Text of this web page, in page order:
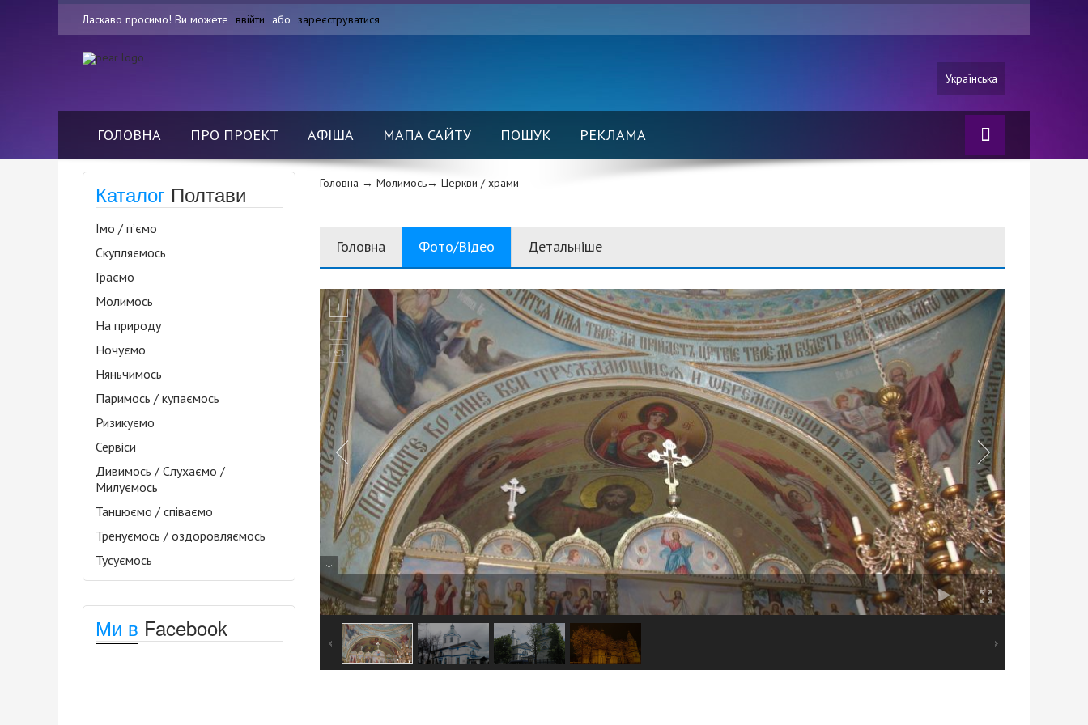
Ласкаво просимо! Ви можете ввійти або зареєструватися
Українська
ГОЛОВНА ПРО ПРОЕКТ АФІША МАПА САЙТУ ПОШУК РЕКЛАМА
Каталог Полтави
Їмо / п’ємо
Скупляємось
Граємо
Молимось
На природу
Ночуємо
Няньчимось
Паримось / купаємось
Ризикуємо
Сервіси
Дивимось / Слухаємо /
Милуємось
Танцюємо / співаємо
Тренуємось / оздоровляємось
Тусуємось
Ми в Facebook
Головна → Молимось→ Церкви / храми
Головна Фото/Відео Детальніше